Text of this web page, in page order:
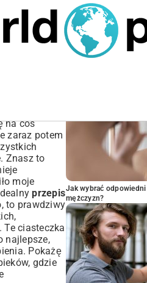
Bez
i
na coś
zaraz potem
Znasz to
moje
przepis
to prawdziwy
ciasteczka
najlepsze,
Pokażę
gdzie
Jak wybrać
mężczyzn?